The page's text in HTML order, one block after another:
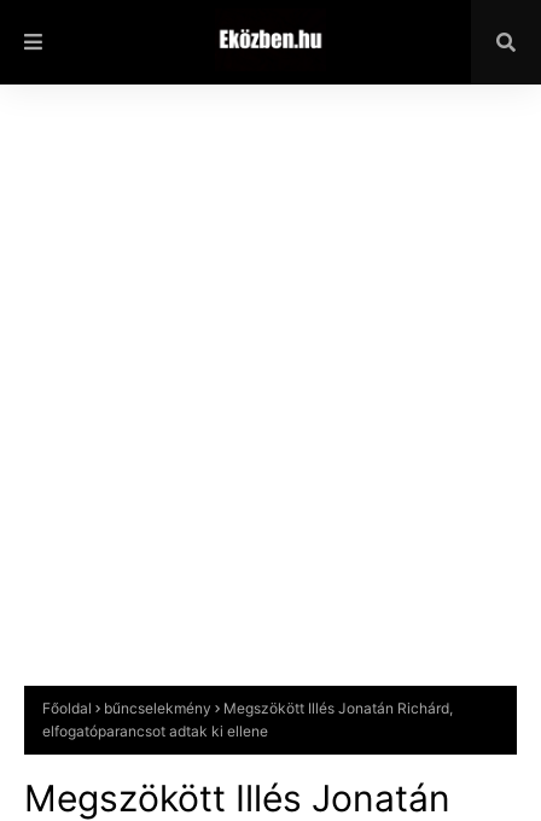
Főoldal bűncselekmény
Megszökött Illés Jonatán Richárd,
elfogatóparancsot adtak ki ellene
Megszökött Illés Jonatán